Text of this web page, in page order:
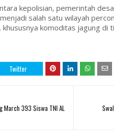
kepolisian, pemerintah
salah satu wilayah
komoditas jagung di
Twitter
March 393 Siswa TNI AL